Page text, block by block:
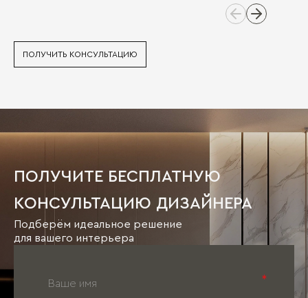
ПОЛУЧИТЬ КОНСУЛЬТАЦИЮ
ПОЛУЧИТЕ БЕСПЛАТНУЮ
КОНСУЛЬТАЦИЮ ДИЗАЙНЕРА
Подберём идеальное решение
для вашего интерьера
*